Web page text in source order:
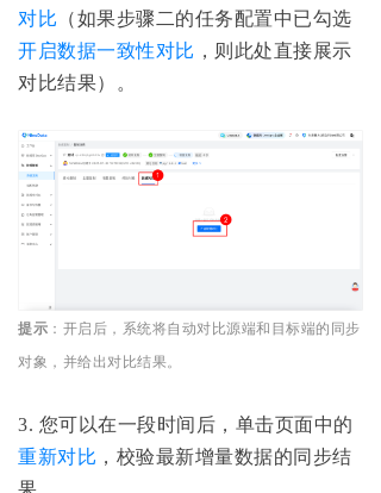
对比 （如果步骤二的任务配置中已勾选
开启数据一致性对比 ，则此处直接展示
对比结果）。
提示 ：开启后，系统将自动对比源端和目标端的同步
对象，并给出对比结果。
3. 您可以在一段时间后，单击页面中的
重新对比 ，校验最新增量数据的同步结
果。